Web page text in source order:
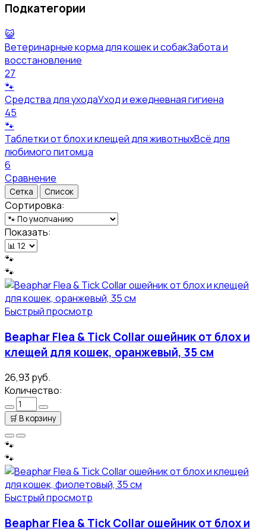
Подкатегории
😺
Ветеринарные корма для кошек и собакЗабота и
восстановление
27
🐾
Средства для уходаУход и ежедневная гигиена
45
🐾
Таблетки от блох и клещей для животныхВсё для
любимого питомца
6
Сравнение
Сетка Список
Сортировка:
Показать:
🐾
🐾
Быстрый просмотр
Beaphar Flea & Tick Collar ошейник от блох и
клещей для кошек, оранжевый, 35 см
26,93 руб.
Количество:
🛒В корзину
🐾
🐾
Быстрый просмотр
Beaphar Flea & Tick Collar ошейник от блох и